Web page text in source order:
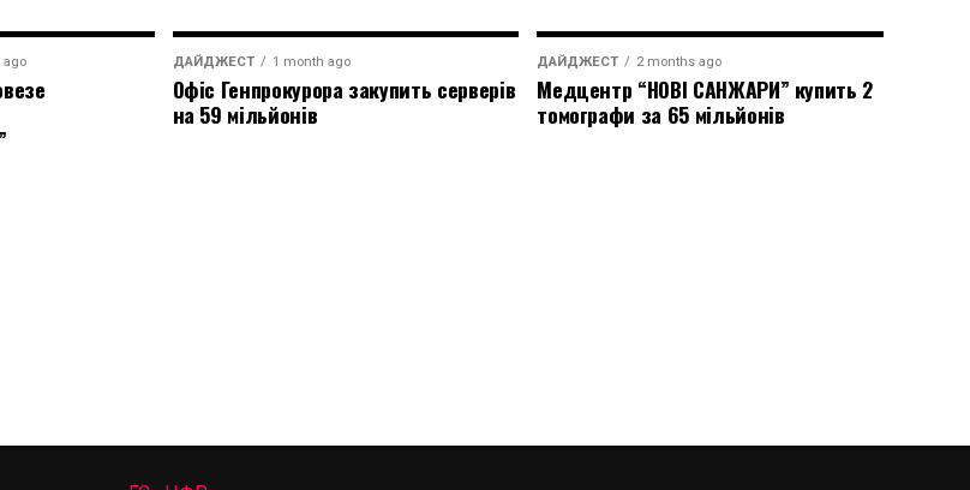
ago ДАЙДЖЕСТ 1 month ago
Офіс Генпрокурора закупить серверів
на 59 мільйонів
ДАЙДЖЕСТ 2 months ago
Медцентр “НОВІ САНЖАРИ” купить 2
томографи за 65 мільйонів